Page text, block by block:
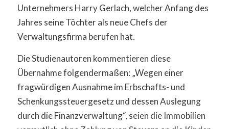
Unternehmers Harry Gerlach, welcher Anfang des
Jahres seine Töchter als neue Chefs der
Verwaltungsfirma berufen hat.
Die Studienautoren kommentieren diese
Übernahme folgendermaßen: „Wegen einer
fragwürdigen Ausnahme im Erbschafts- und
Schenkungssteuergesetz und dessen Auslegung
durch die Finanzverwaltung“, seien die Immobilien